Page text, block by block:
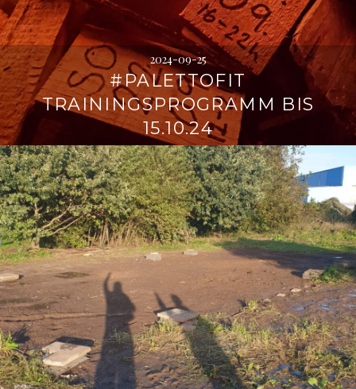
2024-09-25
#PALETTOFIT
TRAININGSPROGRAMM BIS
15.10.24